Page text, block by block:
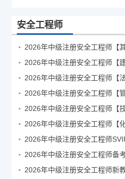
安全工程师
2026年中级注册安全工程师【
2026年中级注册安全工程师【
2026年中级注册安全工程师【
2026年中级注册安全工程师